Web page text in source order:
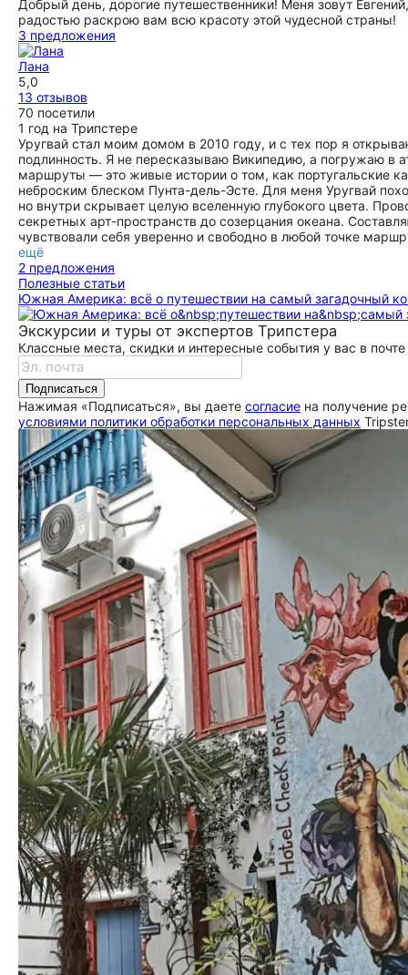
Добрый день, дорогие путешественники! Меня зовут
радостью раскрою вам всю красоту этой чудесной страны!
3 предложения
Лана
5,0
13 отзывов
70 посетили
1 год на Трипстере
Уругвай стал моим домом в 2010 году, и с тех пор я
подлинность. Я не пересказываю Википедию, а погружаю в
маршруты — это живые истории о том, как португальские
неброским блеском Пунта-дель-Эсте. Для меня Уругвай
но внутри скрывает целую вселенную глубокого цвета.
секретных арт-пространств до созерцания океана.
чувствовали себя уверенно и свободно в любой точке
ещё
2 предложения
Полезные статьи
Южная Америка: всё о путешествии на самый загадочный
Экскурсии и туры от экспертов Трипстера
Классные места, скидки и интересные события у вас в почте
Подписаться
Нажимая «Подписаться», вы даете согласие на получение
условиями политики обработки персональных данных